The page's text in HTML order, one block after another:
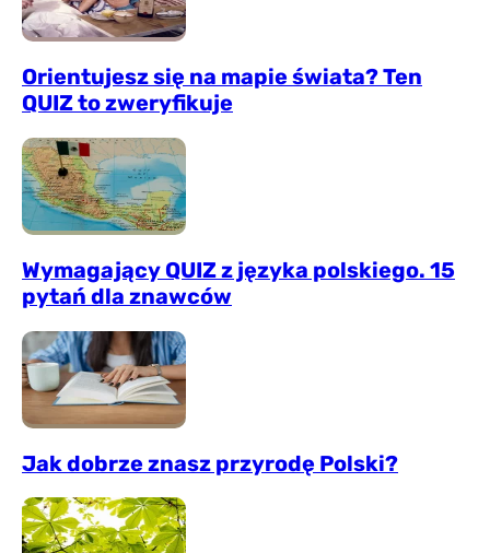
Orientujesz się na mapie świata? Ten
QUIZ to zweryfikuje
Wymagający QUIZ z języka polskiego. 15
pytań dla znawców
Jak dobrze znasz przyrodę Polski?